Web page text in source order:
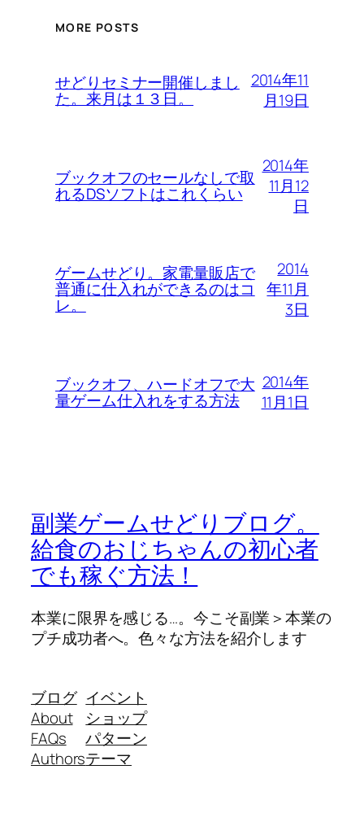
MORE POSTS
せどりセミナー開催しまし
た。来月は１３日。
2014年11
月19日
ブックオフのセールなしで取
れるDSソフトはこれくらい
2014年
11月12
日
ゲームせどり。家電量販店で
普通に仕入れができるのはコ
レ。
2014
年11月
3日
ブックオフ、ハードオフで大
量ゲーム仕入れをする方法
2014年
11月1日
副業ゲームせどりブログ。
給食のおじちゃんの初心者
でも稼ぐ方法！
本業に限界を感じる…。今こそ副業＞本業の
プチ成功者へ。色々な方法を紹介します
ブログ
About
FAQs
Authors
イベント
ショップ
パターン
テーマ